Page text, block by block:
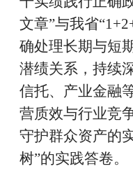
文章”与我省
确处理长期与短
潜绩关系，持续
信托、产业金融
营质效与行业竞
守护群众资产的
树”的实践答卷。